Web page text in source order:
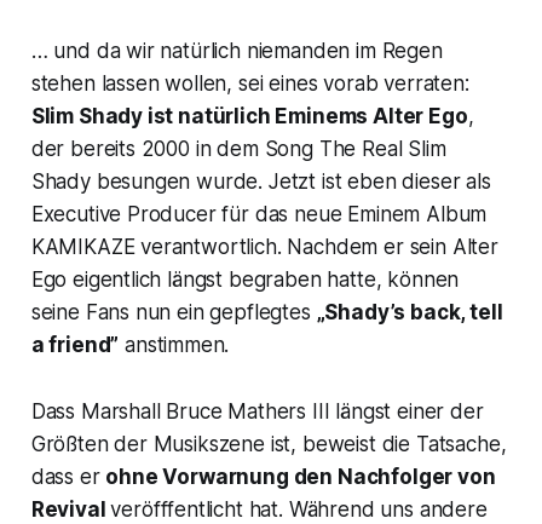
… und da wir natürlich niemanden im Regen
stehen lassen wollen, sei eines vorab verraten:
Slim Shady ist natürlich Eminems Alter Ego,
der bereits 2000 in dem Song The Real Slim
Shadybesungen wurde. Jetzt ist eben dieser als
Executive Producer für das neue Eminem Album
KAMIKAZEverantwortlich. Nachdem er sein Alter
Ego eigentlich längst begraben hatte, können
seine Fans nun ein gepflegtes „Shady’s back, tell
a friend” anstimmen.
Dass Marshall Bruce Mathers III längst einer der
Größten der Musikszene ist, beweist die Tatsache,
dass er ohne Vorwarnung den Nachfolger von
Revival veröfffentlicht hat. Während uns andere